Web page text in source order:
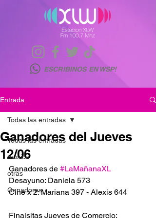
ESCRIBINOS EN WSP!
Entrada
Todas las entradas
musica
otras
Ganadores
Todas las entradas
Ganadores del Jueves
12/06
Ganadores de #LaMañanaXL
Desayuno: Daniela 573
Cine x 2: Mariana 397 - Alexis 644
Finalsitas Jueves de Comercio: